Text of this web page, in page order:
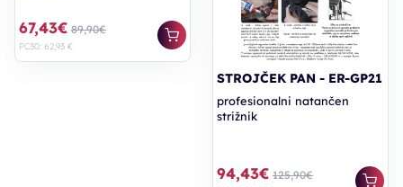
67,43€ 89,90€
PC30: 62,93 €
STROJČEK PAN - ER-GP21
profesionalni natančen
strižnik
94,43€ 125,90€